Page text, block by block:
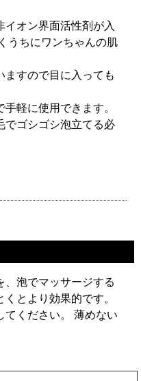
イオン界面活性剤が入
うちにワンちゃんの肌
ますので目に入っても
軽に使用できます。
でゴシゴシ泡立てる必
、泡でマッサージする
とより効果的です。
てください。 薄めない